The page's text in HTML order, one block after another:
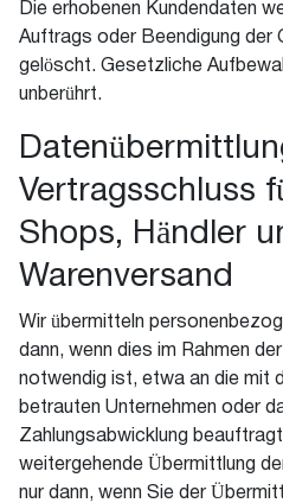
Die erhobenen Kundendaten
Auftrags oder Beendigung der
gelöscht. Gesetzliche
unberührt.
Vertragsschluss
Shops, Händler
Warenversand
Wir übermitteln
dann, wenn dies im Rahmen
notwendig ist, etwa an die mit
betrauten Unternehmen oder
Zahlungsabwicklung
weitergehende Übermittlung
nur dann, wenn Sie der